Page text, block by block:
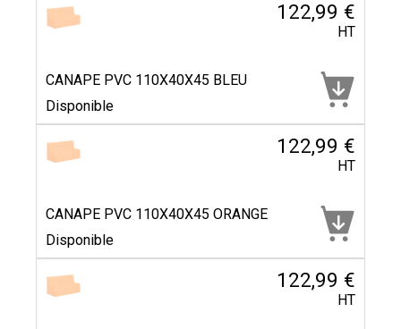
122,99 €
HT
CANAPE PVC 110X40X45 BLEU
Disponible
122,99 €
HT
CANAPE PVC 110X40X45 ORANGE
Disponible
122,99 €
HT